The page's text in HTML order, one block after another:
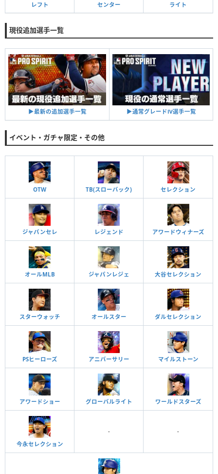
レフト センター ライト
現役追加選手一覧
▶︎最新の追加選手一覧 ▶︎通常グレードⅣ選手一覧
イベント・ガチャ限定・その他
OTW TB(スローバック) セレクション
ジャパンセレ レジェンド アワードウィナーズ
オールMLB ジャパンレジェ 大谷セレクション
スターウォッチ オールスター ダルセレクション
PSヒーローズ アニバーサリー マイルストーン
アワードショー グローバルライト ワールドスターズ
今永セレクション
- -